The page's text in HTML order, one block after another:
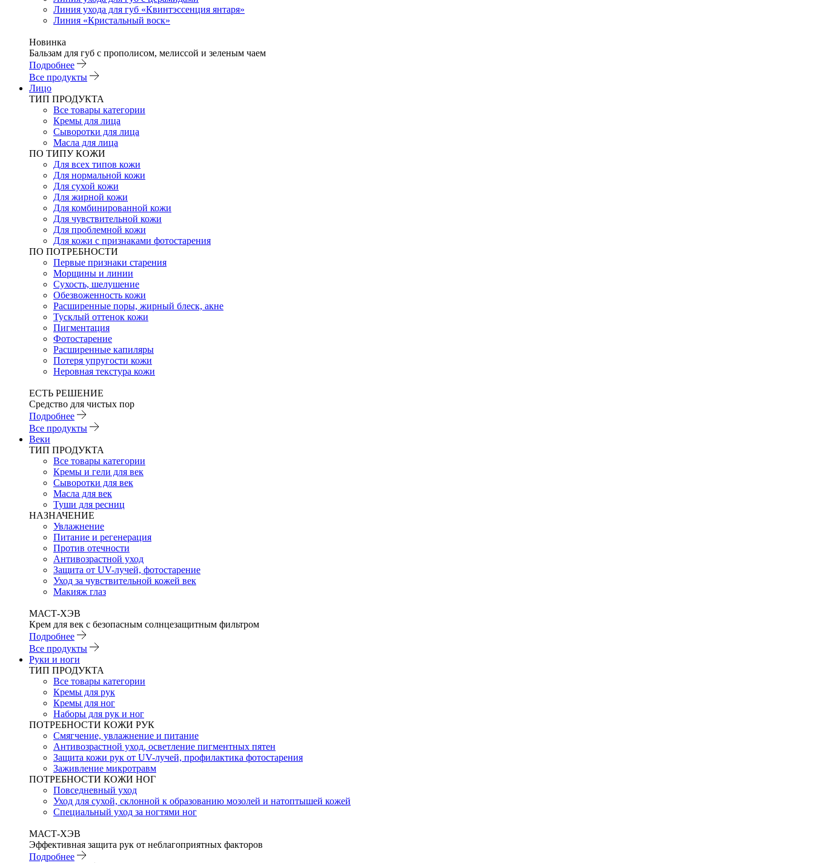
Линия ухода для губ «Квинтэссенция янтаря»
Линия «Кристальный воск»
Новинка
Бальзам для губ с прополисом, мелиссой и зеленым чаем
Подробнее
Все продукты
Лицо
ТИП ПРОДУКТА
Все товары категории
Кремы для лица
Сыворотки для лица
Масла для лица
ПО ТИПУ КОЖИ
Для всех типов кожи
Для нормальной кожи
Для сухой кожи
Для жирной кожи
Для комбинированной кожи
Для чувствительной кожи
Для проблемной кожи
Для кожи с признаками фотостарения
ПО ПОТРЕБНОСТИ
Первые признаки старения
Морщины и линии
Сухость, шелушение
Обезвоженность кожи
Расширенные поры, жирный блеск, акне
Тусклый оттенок кожи
Пигментация
Фотостарение
Расширенные капиляры
Потеря упругости кожи
Неровная текстура кожи
ЕСТЬ РЕШЕНИЕ
Средство для чистых пор
Подробнее
Все продукты
Веки
ТИП ПРОДУКТА
Все товары категории
Кремы и гели для век
Сыворотки для век
Масла для век
Туши для ресниц
НАЗНАЧЕНИЕ
Увлажнение
Питание и регенерация
Против отечности
Антивозрастной уход
Защита от UV-лучей, фотостарение
Уход за чувствительной кожей век
Макияж глаз
МАСТ-ХЭВ
Крем для век с безопасным солнцезащитным фильтром
Подробнее
Все продукты
Руки и ноги
ТИП ПРОДУКТА
Все товары категории
Кремы для рук
Кремы для ног
Наборы для рук и ног
ПОТРЕБНОСТИ КОЖИ РУК
Смягчение, увлажнение и питание
Антивозрастной уход, осветление пигментных пятен
Защита кожи рук от UV-лучей, профилактика фотостарения
Заживление микротравм
ПОТРЕБНОСТИ КОЖИ НОГ
Повседневный уход
Уход для сухой, склонной к образованию мозолей и натоптышей кожей
Специальный уход за ногтями ног
МАСТ-ХЭВ
Эффективная защита рук от неблагоприятных факторов
Подробнее